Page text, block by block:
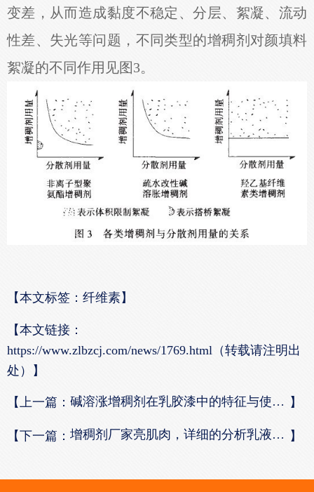
变差，从而造成黏度不稳定、分层、絮凝、流动
性差、失光等问题，不同类型的增稠剂对颜填料
絮凝的不同作用见图3。
【本文标签：纤维素】
【本文链接：
https://www.zlbzcj.com/news/1769.html（转载请注明出
处）】
【上一篇： 碱溶涨增稠剂在乳胶漆中的特征与使用方法 】
【下一篇： 增稠剂厂家亮肌肉，详细的分析乳液增稠剂的特点特征 】